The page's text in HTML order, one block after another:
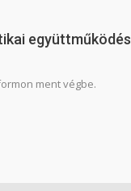
együttműködés
ment végbe.